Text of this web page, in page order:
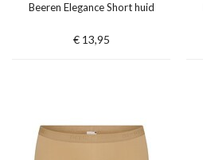
Beeren Elegance Short huid
€ 13,95